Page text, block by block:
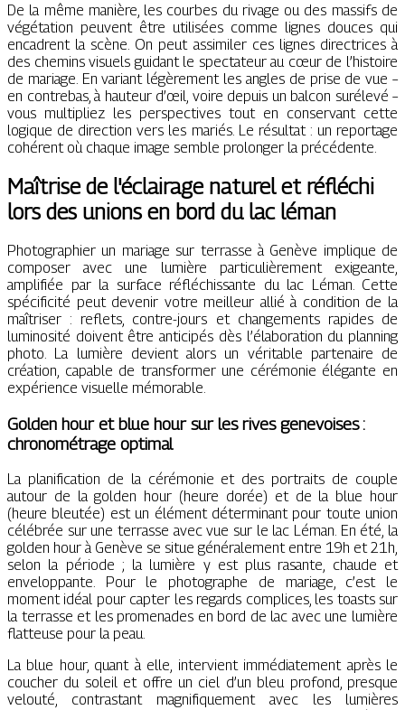
De la même manière, les courbes du rivage ou des massifs de
végétation peuvent être utilisées comme lignes douces qui
encadrent la scène. On peut assimiler ces lignes directrices à
des chemins visuels guidant le spectateur au cœur de l’histoire
de mariage. En variant légèrement les angles de prise de vue –
en contrebas, à hauteur d’œil, voire depuis un balcon surélevé –
vous multipliez les perspectives tout en conservant cette
logique de direction vers les mariés. Le résultat : un reportage
cohérent où chaque image semble prolonger la précédente.
Maîtrise de l'éclairage naturel et réfléchi
lors des unions en bord du lac léman
Photographier un mariage sur terrasse à Genève implique de
composer avec une lumière particulièrement exigeante,
amplifiée par la surface réfléchissante du lac Léman. Cette
spécificité peut devenir votre meilleur allié à condition de la
maîtriser : reflets, contre-jours et changements rapides de
luminosité doivent être anticipés dès l’élaboration du planning
photo. La lumière devient alors un véritable partenaire de
création, capable de transformer une cérémonie élégante en
expérience visuelle mémorable.
Golden hour et blue hour sur les rives genevoises :
chronométrage optimal
La planification de la cérémonie et des portraits de couple
autour de la golden hour (heure dorée) et de la blue hour
(heure bleutée) est un élément déterminant pour toute union
célébrée sur une terrasse avec vue sur le lac Léman. En été, la
golden hour à Genève se situe généralement entre 19h et 21h,
selon la période ; la lumière y est plus rasante, chaude et
enveloppante. Pour le photographe de mariage, c’est le
moment idéal pour capter les regards complices, les toasts sur
la terrasse et les promenades en bord de lac avec une lumière
flatteuse pour la peau.
La blue hour, quant à elle, intervient immédiatement après le
coucher du soleil et offre un ciel d’un bleu profond, presque
velouté, contrastant magnifiquement avec les lumières